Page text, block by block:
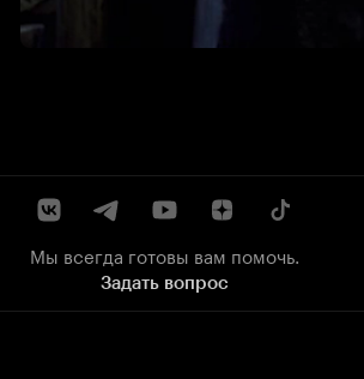
Мы всегда готовы вам помочь.
Задать вопрос